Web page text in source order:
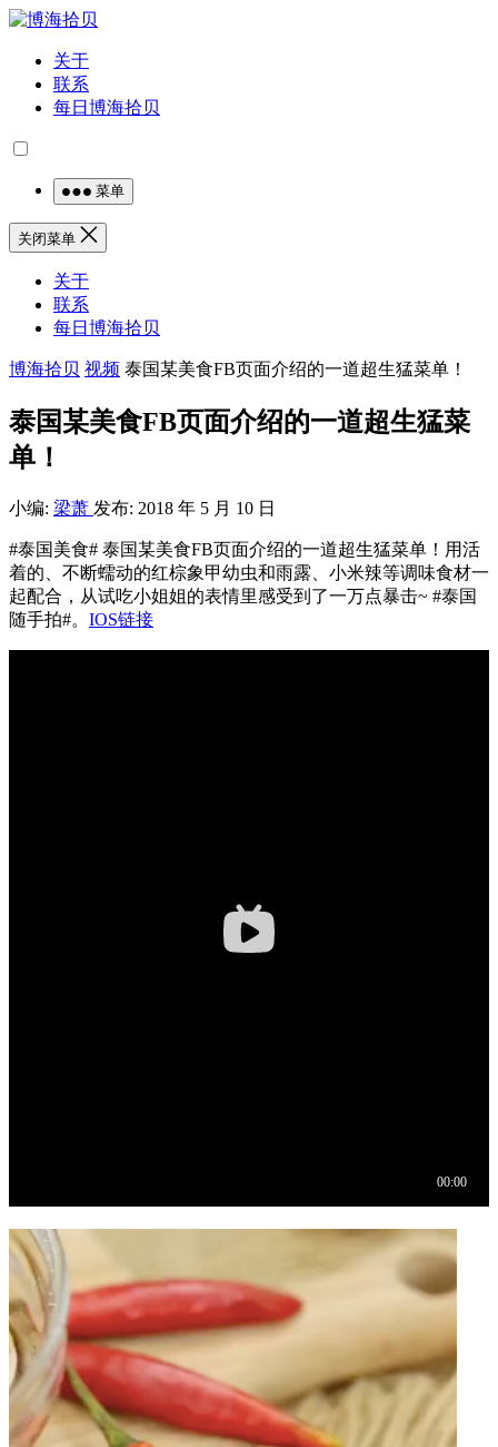
关于
联系
每日博海拾贝
菜单
关闭菜单
关于
联系
每日博海拾贝
博海拾贝 视频 泰国某美食FB页面介绍的一道超生猛菜单！
泰国某美食FB页面介绍的一道超生猛菜
单！
小编: 梁萧 发布: 2018 年 5 月 10 日
#泰国美食# 泰国某美食FB页面介绍的一道超生猛菜单！用活
着的、不断蠕动的红棕象甲幼虫和雨露、小米辣等调味食材一
起配合，从试吃小姐姐的表情里感受到了一万点暴击~ #泰国
随手拍#。 IOS链接